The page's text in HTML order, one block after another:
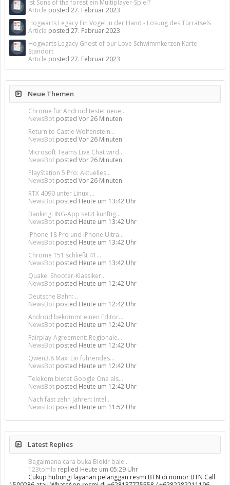
Ist Sons of the forest ein Multiplayer-Spiel?
Article posted 27. Februar 2023
Hogwarts Legacy Ein Vogel in der Hand - Lösung des Türrätsels
Article posted 27. Februar 2023
Hogwarts Legacy Ghost of our Love Schwimmkerzen Karte
Standort
Article posted 27. Februar 2023
Neue Themen
Chrome für Android testet neue...
NewsBot posted Vor 26 Minuten
Return to Castle Wolfenstein...
NewsBot posted Vor 26 Minuten
Microsoft Teams Live Chat wird...
NewsBot posted Vor 26 Minuten
PlayStation 5 Pro: Aktuelles...
NewsBot posted Vor 26 Minuten
RTX 4090 unter Linux:...
NewsBot posted Heute um 13:42 Uhr
Banking: ING-App setzt künftig...
NewsBot posted Heute um 13:42 Uhr
iPhone 18 Pro und iPhone Ultra...
NewsBot posted Heute um 13:42 Uhr
Chrome 151 schließt 41...
NewsBot posted Heute um 13:42 Uhr
Quake: Shooter-Klassiker...
NewsBot posted Heute um 12:42 Uhr
Deutsche Bahn:...
NewsBot posted Heute um 12:42 Uhr
Android bekommt einen Editor...
NewsBot posted Heute um 12:42 Uhr
Fairplay-Agreement: Regionale...
NewsBot posted Heute um 12:42 Uhr
Qwen3.8 Max: Ein führendes...
NewsBot posted Heute um 12:42 Uhr
Telekom bietet Google One als...
NewsBot posted Heute um 12:42 Uhr
Nach fast zehn Jahren: Intel...
NewsBot posted Heute um 11:52 Uhr
Latest Replies
Bagaimana cara buka Blokir bale...
123tomla replied Heute um 05:29 Uhr
Cukup hubungi layanan pelanggan resmi BTN di nomor BTN Call